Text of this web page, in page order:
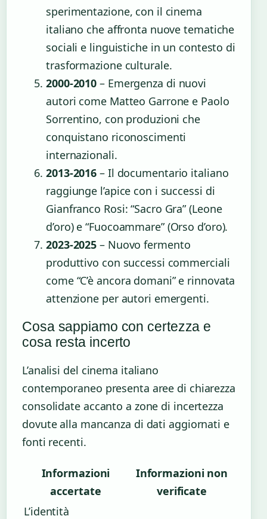
sperimentazione, con il cinema
italiano che affronta nuove tematiche
sociali e linguistiche in un contesto di
trasformazione culturale.
2000-2010 – Emergenza di nuovi
autori come Matteo Garrone e Paolo
Sorrentino, con produzioni che
conquistano riconoscimenti
internazionali.
2013-2016 – Il documentario italiano
raggiunge l’apice con i successi di
Gianfranco Rosi: “Sacro Gra” (Leone
d’oro) e “Fuocoammare” (Orso d’oro).
2023-2025 – Nuovo fermento
produttivo con successi commerciali
come “C’è ancora domani” e rinnovata
attenzione per autori emergenti.
Cosa sappiamo con certezza e
cosa resta incerto
L’analisi del cinema italiano
contemporaneo presenta aree di chiarezza
consolidate accanto a zone di incertezza
dovute alla mancanza di dati aggiornati e
fonti recenti.
Informazioni
accertate
Informazioni non
verificate
L’identità